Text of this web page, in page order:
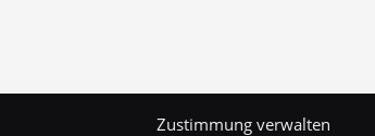
Zustimmung verwalten